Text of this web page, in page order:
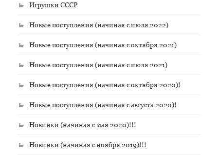
Игрушки СССР
Новые поступления (начиная с июля 2022)
Новые поступления (начиная с октября 2021)
Новые поступления (начиная с июля 2021)
Новые поступления (начиная с октября 2020)!
Новые поступления (начиная с августа 2020)!
Новинки (начиная с мая 2020)!!!
Новинки (начиная с ноября 2019)!!!